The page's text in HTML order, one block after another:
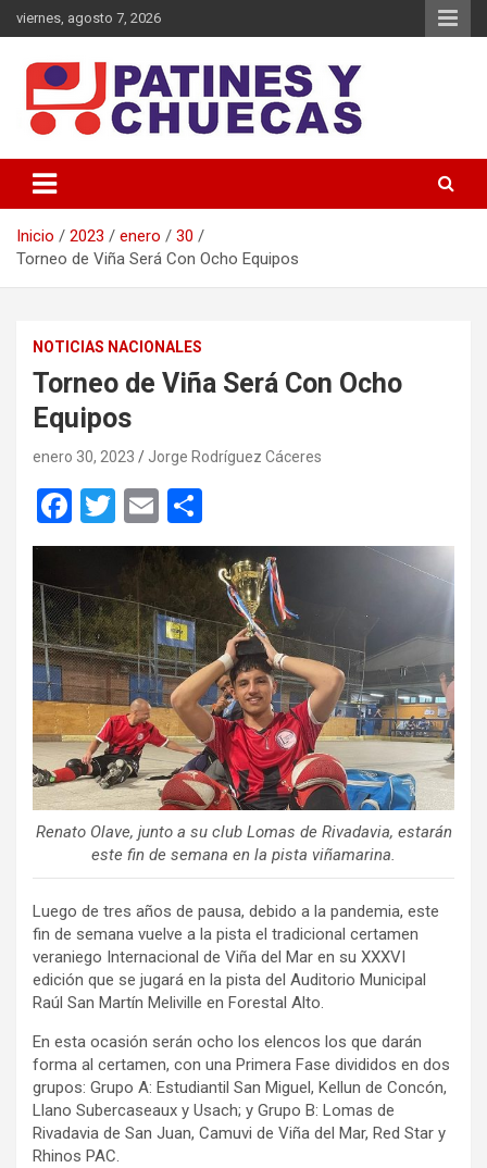
Saltar
al
viernes, agosto 7, 2026
Patines y Chuecas
Inicio 2023 enero
30
Torneo de Viña Será Con Ocho Equipos
NOTICIAS NACIONALES
Torneo de Viña Será Con Ocho
Equipos
enero 30, 2023 Jorge Rodríguez Cáceres
F
a
b
o
o
k
T
wi
tt
er
E
m
ail
o
m
p
ar
tir
Renato Olave, junto a su club Lomas de Rivadavia, estarán
este fin de semana en la pista viñamarina.
Luego de tres años de pausa, debido a la pandemia, este
fin de semana vuelve a la pista el tradicional certamen
veraniego Internacional de Viña del Mar en su XXXVI
edición que se jugará en la pista del Auditorio Municipal
Raúl San Martín Meliville en Forestal Alto.
En esta ocasión serán ocho los elencos los que darán
forma al certamen, con una Primera Fase divididos en dos
grupos: Grupo A: Estudiantil San Miguel, Kellun de Concón,
Llano Subercaseaux y Usach; y Grupo B: Lomas de
Rivadavia de San Juan, Camuvi de Viña del Mar, Red Star y
Rhinos PAC.